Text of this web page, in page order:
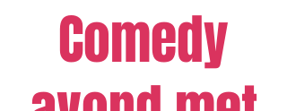
Comedy